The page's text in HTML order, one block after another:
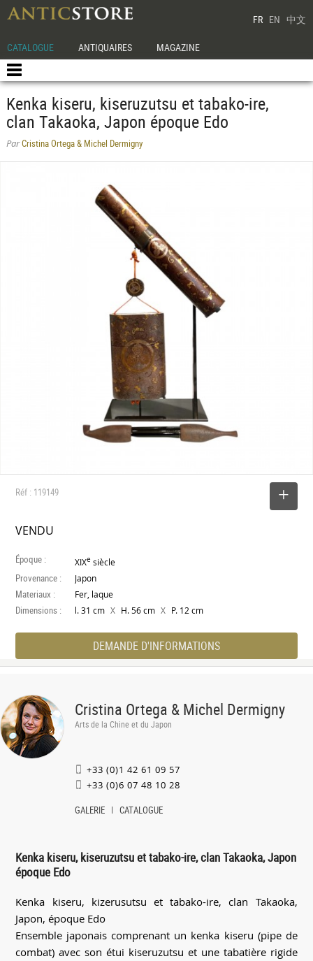
FR EN 中文
CATALOGUE ANTIQUAIRES MAGAZINE
Kenka kiseru, kiseruzutsu et tabako-ire,
clan Takaoka, Japon époque Edo
ParCristina Ortega & Michel Dermigny
Réf : 119149
VENDU
Époque : XIXe siècle
Provenance : Japon
Materiaux : Fer, laque
Dimensions : l. 31 cm X H. 56 cm X P. 12 cm
DEMANDE D'INFORMATIONS
Cristina Ortega & Michel Dermigny
Arts de la Chine et du Japon
+33 (0)1 42 61 09 57
+33 (0)6 07 48 10 28
GALERIE CATALOGUE
Kenka kiseru, kiseruzutsu et tabako-ire, clan Takaoka, Japon
époque Edo
Kenka kiseru, kizerusutsu et tabako-ire, clan Takaoka,
Japon, époque Edo
Ensemble japonais comprenant un kenka kiseru (pipe de
combat) avec son étui kiseruzutsu et une tabatière rigide